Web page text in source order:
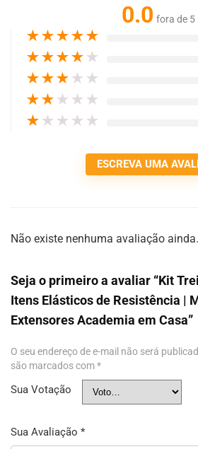
0.0 fora de 5
★★★★★
★★★★ ★
★★★ ★ ★
★★ ★ ★ ★
★ ★ ★ ★ ★
ESCREVA UMA
Não existe nenhuma avaliação ainda.
Seja o primeiro a avaliar “Kit
Itens Elásticos de Resistência |
Extensores Academia em Casa”
O seu endereço de e-mail não será
são marcados com*
Sua Votação
Sua Avaliação *